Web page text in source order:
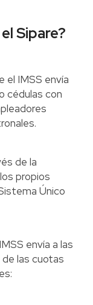
Sipare?
el IMSS envía
cédulas con
de la
propios
Único
envía a las
las cuotas